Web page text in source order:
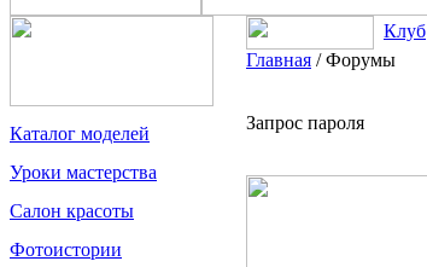
Каталог моделей
Уроки мастерства
Салон красоты
Фотоистории
Клуб
Главная /Форумы
Запрос пароля